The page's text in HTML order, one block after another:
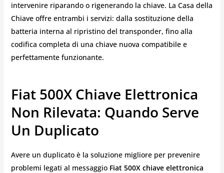
intervenire riparando o rigenerando la chiave. La Casa della
Chiave offre entrambi i servizi: dalla sostituzione della
batteria interna al ripristino del transponder, fino alla
codifica completa di una chiave nuova compatibile e
perfettamente funzionante.
Fiat 500X Chiave Elettronica
Non Rilevata: Quando Serve
Un Duplicato
Avere un duplicato è la soluzione migliore per prevenire
problemi legati al messaggio Fiat 500X chiave elettronica